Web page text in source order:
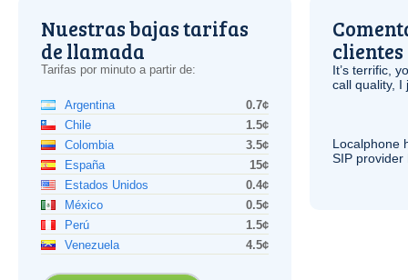
Nuestras bajas tarifas
de llamada
Tarifas por minuto a partir de:
Argentina
0.7¢
Chile
1.5¢
Colombia
3.5¢
España
15¢
Estados Unidos
0.4¢
México
0.5¢
Perú
1.5¢
Venezuela
4.5¢
clientes
It’s terrific,
call quality, I
Localphone
SIP provider